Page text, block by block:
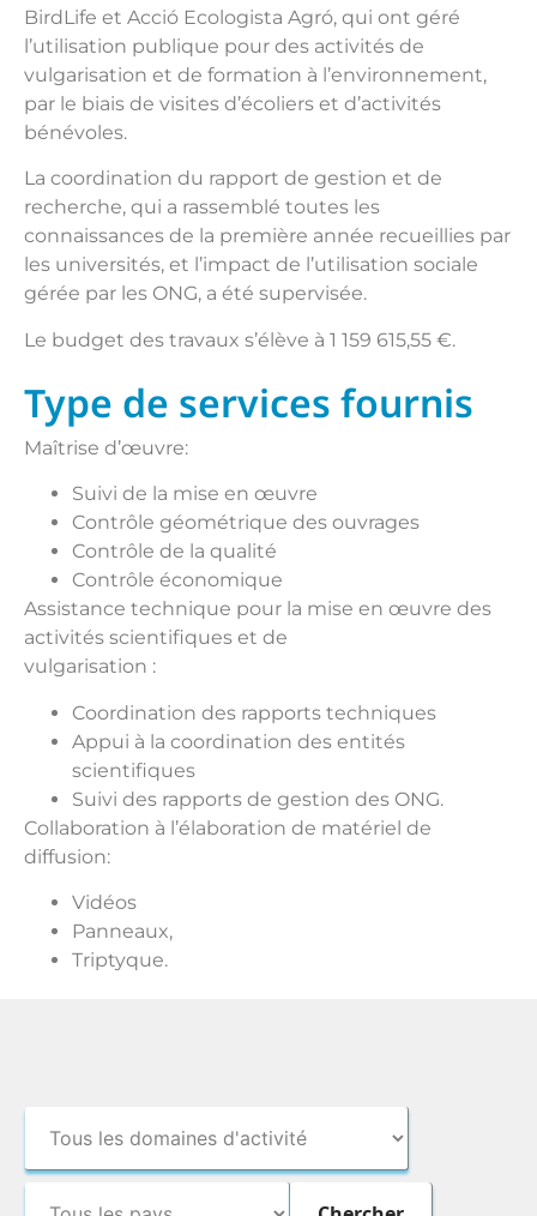
BirdLife et Acció Ecologista Agró, qui ont géré
l’utilisation publique pour des activités de
vulgarisation et de formation à l’environnement,
par le biais de visites d’écoliers et d’activités
bénévoles.
La coordination du rapport de gestion et de
recherche, qui a rassemblé toutes les
connaissances de la première année recueillies par
les universités, et l’impact de l’utilisation sociale
gérée par les ONG, a été supervisée.
Le budget des travaux s’élève à 1 159 615,55 €.
Type de services fournis
Maîtrise d’œuvre:
Suivi de la mise en œuvre
Contrôle géométrique des ouvrages
Contrôle de la qualité
Contrôle économique
Assistance technique pour la mise en œuvre des
activités scientifiques et de
vulgarisation :
Coordination des rapports techniques
Appui à la coordination des entités
scientifiques
Suivi des rapports de gestion des ONG.
Collaboration à l’élaboration de matériel de
diffusion:
Vidéos
Panneaux,
Triptyque.